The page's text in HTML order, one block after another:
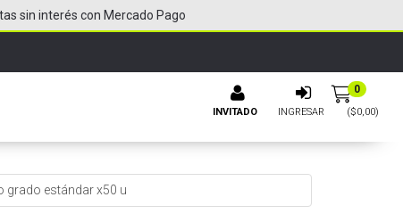
INVITADO INGRESAR
0
($0,00)
sin interés con Mercado Pago
grado estándar x50 u